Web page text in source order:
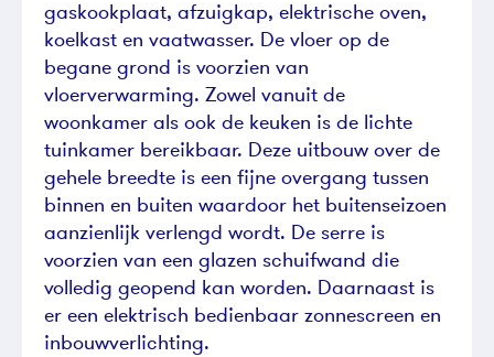
gaskookplaat, afzuigkap, elektrische oven,
koelkast en vaatwasser. De vloer op de
begane grond is voorzien van
vloerverwarming. Zowel vanuit de
woonkamer als ook de keuken is de lichte
tuinkamer bereikbaar. Deze uitbouw over de
gehele breedte is een fijne overgang tussen
binnen en buiten waardoor het buitenseizoen
aanzienlijk verlengd wordt. De serre is
voorzien van een glazen schuifwand die
volledig geopend kan worden. Daarnaast is
er een elektrisch bedienbaar zonnescreen en
inbouwverlichting.